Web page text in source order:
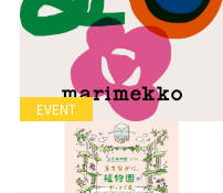
EVENT